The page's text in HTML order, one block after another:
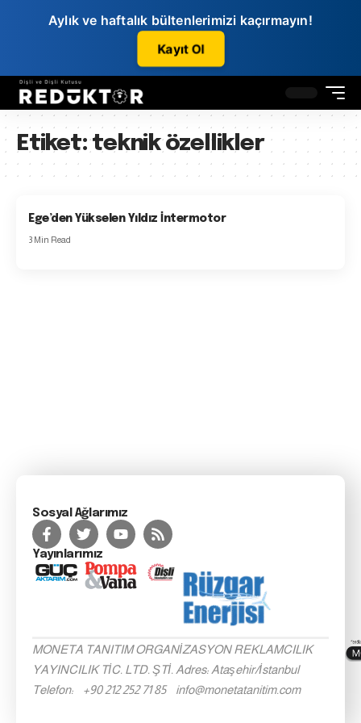
Aylık ve haftalık bültenlerimizi kaçırmayın!
Kayıt Ol
Etiket:teknik özellikler
Ege’den Yükselen Yıldız İntermotor
3 Min Read
Sosyal Ağlarımız
Yayınlarımız
MONETA TANITIM ORGANİZASYON REKLAMCILIK
YAYINCILIK TİC. LTD. ŞTİ. Adres: Ataşehir/İstanbul
Telefon: +90 212 252 71 85 info@monetatanitim.com